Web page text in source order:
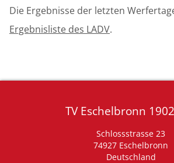
Die Ergebnisse der letzten
Ergebnisliste des LADV.
TV Eschelbronn
Schlossstrasse 23
74927 Eschelbronn
Deutschland